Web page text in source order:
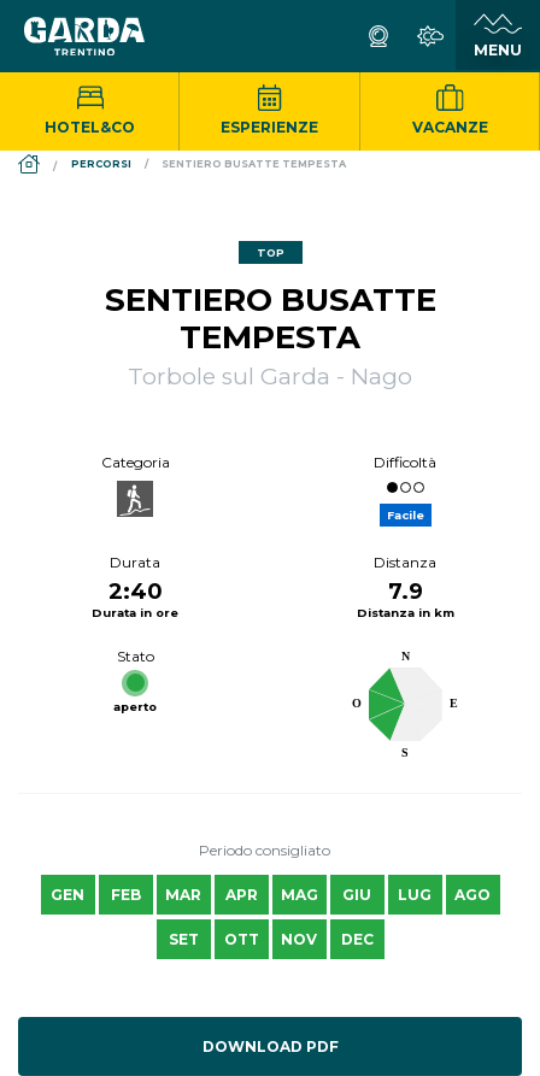
HOTEL&CO ESPERIENZE VACANZE
DS_BREADCRUMB.HOME
PERCORSI SENTIERO BUSATTE TEMPESTA
TOP
SENTIERO BUSATTE
TEMPESTA
Torbole sul Garda - Nago
Categoria Difficoltà
Facile
Durata
2:40
Durata in ore
Distanza
7.9
Distanza in km
Stato
aperto O
S
E
N
Periodo consigliato
GEN FEB MAR APR MAG GIU LUG AGO
SET OTT NOV DEC
DOWNLOAD PDF